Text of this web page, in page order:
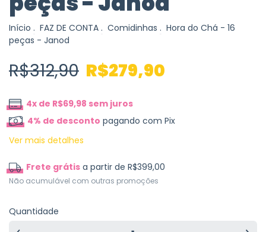
Início . FAZ DE CONTA . Comidinhas . Hora do Chá - 16
peças - Janod
R$312,90 R$279,90
4x de R$69,98 sem juros
4% de desconto pagando com Pix
Ver mais detalhes
Frete grátis a partir de R$399,00
Não acumulável com outras promoções
Quantidade